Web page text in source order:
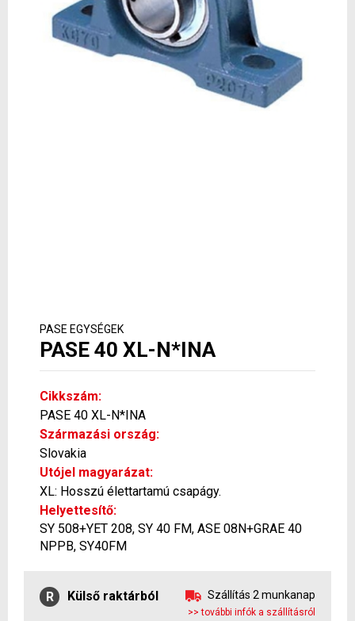
PASE EGYSÉGEK
PASE 40 XL-N*INA
Cikkszám:
PASE 40 XL-N*INA
Származási ország:
Slovakia
Utójel magyarázat:
XL: Hosszú élettartamú csapágy.
Helyettesítő:
SY 508+YET 208, SY 40 FM, ASE 08N+GRAE 40
NPPB, SY40FM
R Külső raktárból Szállítás 2 munkanap
>> további infók a szállításról